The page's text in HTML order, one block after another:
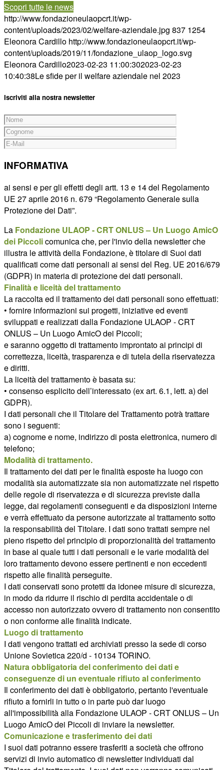
Scopri tutte le news
http://www.fondazioneulaopcrt.it/wp-
content/uploads/2023/02/welfare-aziendale.jpg 837 1254
Eleonora Cardillo http://www.fondazioneulaopcrt.it/wp-
content/uploads/2019/11/fondazione_ulaop_logo.svg
Eleonora Cardillo2023-02-23 11:00:302023-02-23
10:40:38Le sfide per il welfare aziendale nel 2023
Iscriviti alla nostra newsletter
INFORMATIVA
ai sensi e per gli effetti degli artt. 13 e 14 del Regolamento
UE 27 aprile 2016 n. 679 “Regolamento Generale sulla
Protezione dei Dati”.
La Fondazione ULAOP - CRT ONLUS – Un Luogo AmicO
dei Piccolicomunica che, per l'invio della newsletter che
illustra le attività della Fondazione, è titolare di Suoi dati
qualificati come dati personali ai sensi del Reg. UE 2016/679
(GDPR) in materia di protezione dei dati personali.
Finalità e liceità del trattamento
La raccolta ed il trattamento dei dati personali sono effettuati:
• fornire informazioni sui progetti, iniziative ed eventi
sviluppati e realizzati dalla Fondazione ULAOP - CRT
ONLUS – Un Luogo AmicO dei Piccoli;
e saranno oggetto di trattamento improntato ai principi di
correttezza, liceità, trasparenza e di tutela della riservatezza
e diritti.
La liceità del trattamento è basata su:
• consenso esplicito dell’interessato (ex art. 6.1, lett. a) del
GDPR).
I dati personali che il Titolare del Trattamento potrà trattare
sono i seguenti:
a) cognome e nome, indirizzo di posta elettronica, numero di
telefono;
Modalità di trattamento.
Il trattamento dei dati per le finalità esposte ha luogo con
modalità sia automatizzate sia non automatizzate nel rispetto
delle regole di riservatezza e di sicurezza previste dalla
legge, dai regolamenti conseguenti e da disposizioni interne
e verrà effettuato da persone autorizzate al trattamento sotto
la responsabilità del Titolare. I dati sono trattati sempre nel
pieno rispetto del principio di proporzionalità del trattamento
in base al quale tutti i dati personali e le varie modalità del
loro trattamento devono essere pertinenti e non eccedenti
rispetto alle finalità perseguite.
I dati conservati sono protetti da idonee misure di sicurezza,
in modo da ridurre il rischio di perdita accidentale o di
accesso non autorizzato ovvero di trattamento non consentito
o non conforme alle finalità indicate.
Luogo di trattamento
I dati vengono trattati ed archiviati presso la sede di corso
Unione Sovietica 220/d - 10134 TORINO.
Natura obbligatoria del conferimento dei dati e
conseguenze di un eventuale rifiuto al conferimento
Il conferimento dei dati è obbligatorio, pertanto l'eventuale
rifiuto a fornirli in tutto o in parte può dar luogo
all'impossibilità alla Fondazione ULAOP - CRT ONLUS – Un
Luogo AmicO dei Piccoli di inviare la newsletter.
Comunicazione e trasferimento dei dati
I suoi dati potranno essere trasferiti a società che offrono
servizi di invio automatico di newsletter individuati dal